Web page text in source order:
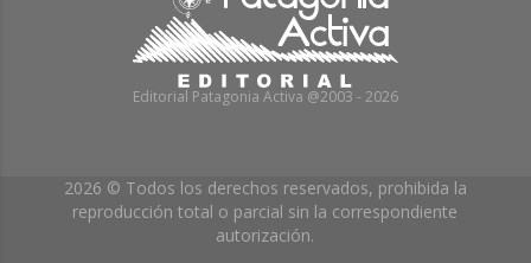
Editorial Patagonia Activa @2003 - 2026
2026 © Todos los derechos reservados, prohibida la
reproducción total o parcial sin la correspondiente
autorización.